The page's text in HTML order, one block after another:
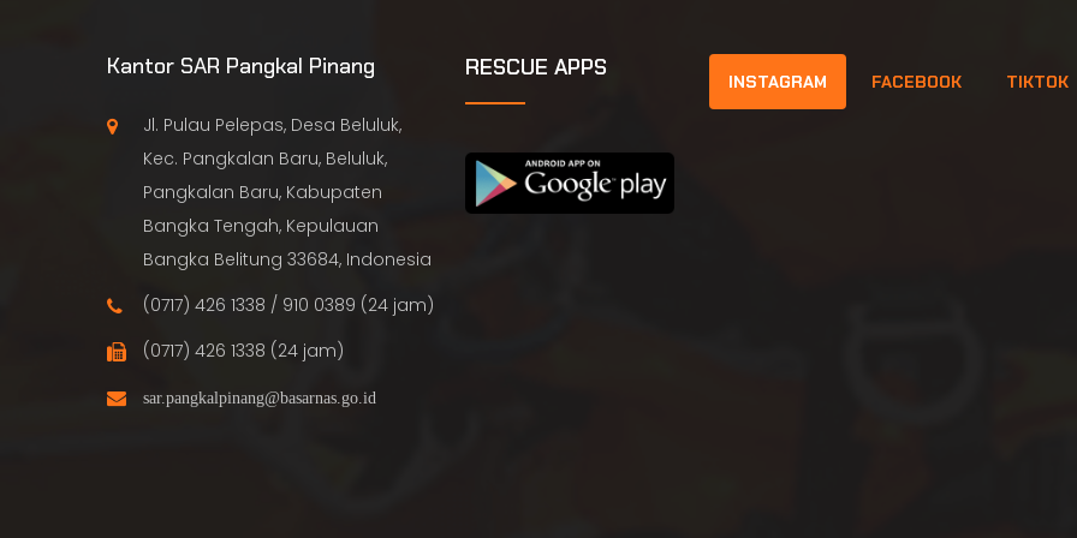
Kantor SAR Pangkal Pinang
Jl. Pulau Pelepas, Desa Beluluk,
Kec. Pangkalan Baru, Beluluk,
Pangkalan Baru, Kabupaten
Bangka Tengah, Kepulauan
Bangka Belitung 33684, Indonesia
(0717) 426 1338 / 910 0389 (24 jam)
(0717) 426 1338 (24 jam)
RESCUE APPS INSTAGRAM FACEBOOK TIKTOK